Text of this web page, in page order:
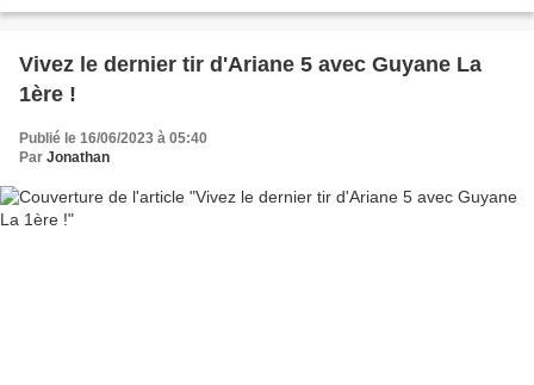
Vivez le dernier tir d'Ariane 5 avec Guyane La
1ère !
Publié le 16/06/2023 à 05:40
Par Jonathan